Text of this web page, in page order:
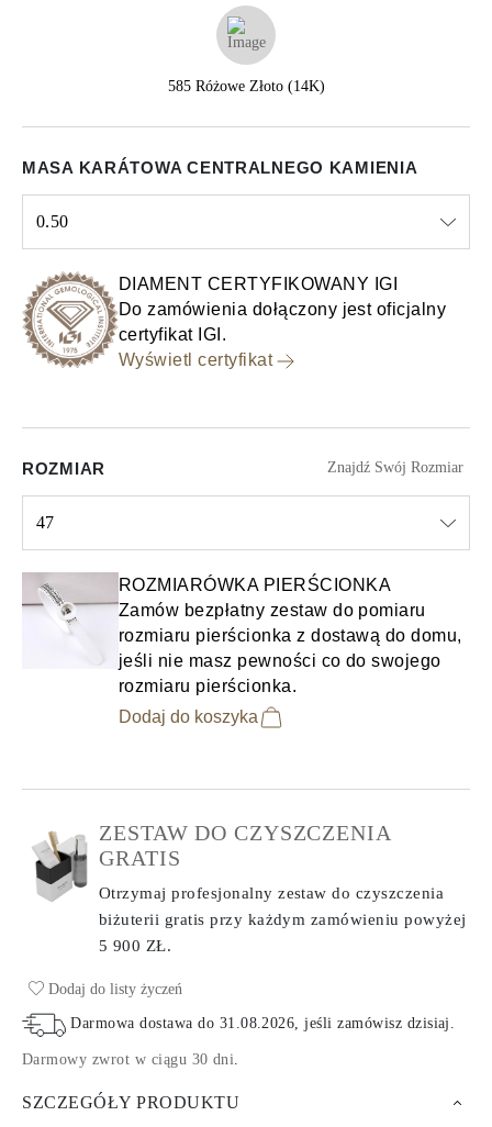
585 Różowe Złoto (14K)
MASA KARÁTOWA CENTRALNEGO KAMIENIA
0.50
DIAMENT CERTYFIKOWANY IGI
Do zamówienia dołączony jest oficjalny
certyfikat IGI.
Wyświetl certyfikat
ROZMIAR Znajdź Swój Rozmiar
47
ROZMIARÓWKA PIERŚCIONKA
Zamów bezpłatny zestaw do pomiaru
rozmiaru pierścionka z dostawą do domu,
jeśli nie masz pewności co do swojego
rozmiaru pierścionka.
Dodaj do koszyka
ZESTAW DO CZYSZCZENIA
GRATIS
Otrzymaj profesjonalny zestaw do czyszczenia
biżuterii gratis przy każdym zamówieniupowyżej
5 900 ZŁ.
Dodaj do listy życzeń
Darmowa dostawa do 31.08.2026 , jeśli zamówisz dzisiaj
Darmowy zwrot w ciągu 30 dni
SZCZEGÓŁY PRODUKTU